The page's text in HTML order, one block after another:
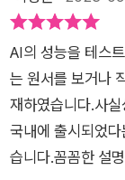
기반의 DNN 모
습,숫자 이미지 식
측을 위한 DNN
t 모델 실행 확인
법 에서는테스트
정하는 기법이다.
다. 셋째, 부족한
으로 이해가 쉬웠
계산을 다룬 칼럼
서 일본의 경우, 새
는 흥미로운 점이
4월 1일생까지 같
을 효과적으로 테
랜스포머 모델에
지 않고 다양한 인
으면 합니다. 트
제와 적용 방법에
도 개발(TDD): AI
AI의 성능을 테스
는 원서를 보거나
재하였습니다.사
국내에 출시되었
습니다.꼼꼼한 설